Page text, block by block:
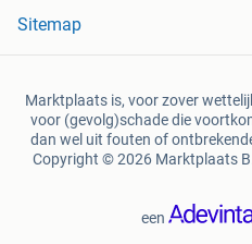
Sitemap
Marktplaats is, voor zover
voor (gevolg)schade die
dan wel uit fouten of
Copyright © 2026 Marktplaats
een